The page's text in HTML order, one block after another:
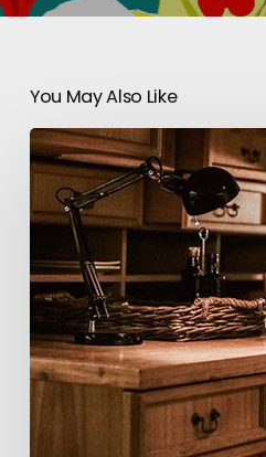
You May Also Like